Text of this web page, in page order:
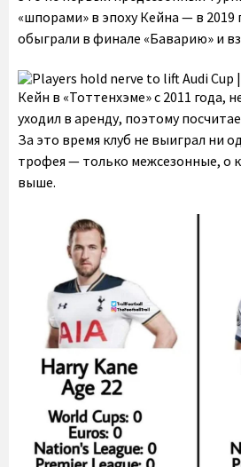
«шпорами» в эпоху Кейна — в 2019
обыграли в финале «Баварию» и
Кейн в «Тоттенхэме» с 2011 года,
уходил в аренду, поэтому
За это время клуб не выиграл ни
трофея — только межсезонные, о
выше.